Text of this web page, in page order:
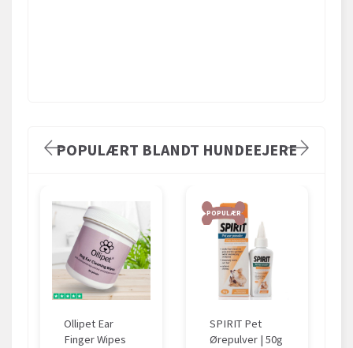
POPULÆRT BLANDT HUNDEEJERE
Ollipet Ear
Finger Wipes
POPULÆR
SPIRIT Pet
Ørepulver | 50g